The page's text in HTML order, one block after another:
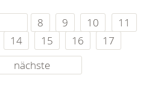
8 9 10
11
14 15 16
17
nächste